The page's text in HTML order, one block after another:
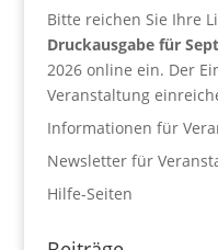
Bitte reichen Sie Ihre
Druckausgabe für
2026 online ein. Der
Veranstaltung
Informationen für
Newsletter für
Hilfe-Seiten